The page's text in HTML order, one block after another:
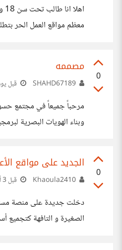
معظم مواقع العمل الحر بتطلب 18
0
مصممه
قبل
عن أبرز مهاراتي وخدماتي
0
الجديد على مواقع
قبل 3 أيام
دخلت جديدة على منصة
الصغيرة و التافهة كتجميع